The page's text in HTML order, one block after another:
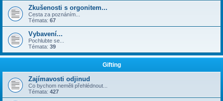
Zkušenosti s orgonitem...
Cesta za poznáním...
Témata: 67
Vybavení...
Pochlubte se...
Témata: 39
Gifting
Zajímavosti odjinud
Co bychom neměli přehlédnout...
Témata: 427